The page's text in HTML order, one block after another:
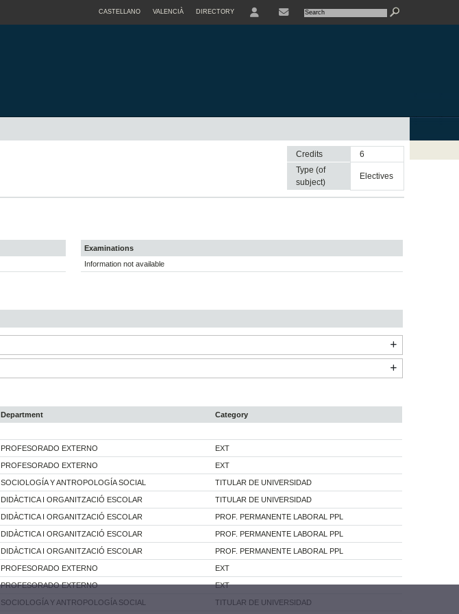
CASTELLANO VALENCIÀ DIRECTORY
Credits
6
Type (of
subject)
electives
Examinations
Information not available
Department
Category
PROFESORADO EXTERNO EXT
PROFESORADO EXTERNO EXT
SOCIOLOGÍA Y ANTROPOLOGÍA SOCIAL TITULAR DE UNIVERSIDAD
DIDÀCTICA I ORGANITZACIÓ ESCOLAR TITULAR DE UNIVERSIDAD
DIDÀCTICA I ORGANITZACIÓ ESCOLAR PROF. PERMANENTE LABORAL PPL
DIDÀCTICA I ORGANITZACIÓ ESCOLAR PROF. PERMANENTE LABORAL PPL
DIDÀCTICA I ORGANITZACIÓ ESCOLAR PROF. PERMANENTE LABORAL PPL
PROFESORADO EXTERNO EXT
PROFESORADO EXTERNO EXT
SOCIOLOGÍA Y ANTROPOLOGÍA SOCIAL TITULAR DE UNIVERSIDAD